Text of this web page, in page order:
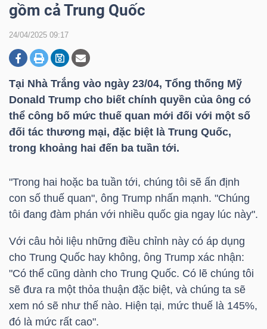
gồm cả Trung Quốc
24/04/2025 09:17
Tại Nhà Trắng vào ngày 23/04, Tổng thống Mỹ
Donald Trump cho biết chính quyền của ông có
thể công bố mức thuế quan mới đối với một số
đối tác thương mại, đặc biệt là Trung Quốc,
trong khoảng hai đến ba tuần tới.
"Trong hai hoặc ba tuần tới, chúng tôi sẽ ấn định
con số thuế quan", ông Trump nhấn mạnh. "Chúng
tôi đang đàm phán với nhiều quốc gia ngay lúc này".
Với câu hỏi liệu những điều chỉnh này có áp dụng
cho Trung Quốc hay không, ông Trump xác nhận:
"Có thể cũng dành cho Trung Quốc. Có lẽ chúng tôi
sẽ đưa ra một thỏa thuận đặc biệt, và chúng ta sẽ
xem nó sẽ như thế nào. Hiện tại, mức thuế là 145%,
đó là mức rất cao".
KHOÁN
DOANH
NGHIỆP
BẤT
ĐỘNG
CHÍNH
HÓA